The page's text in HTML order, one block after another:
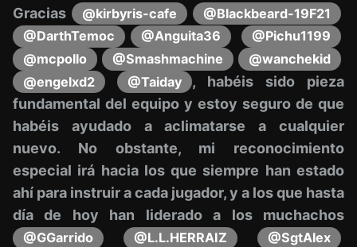
Gracias
@kirbyris-cafe
@Blackbeard-19F21
@DarthTemoc
@Anguita36
@Pichu1199
@mcpollo
@Smashmachine
@wanchekid
@engelxd2
@Taiday
, habéis sido pieza
fundamental del equipo y estoy seguro de que
habéis ayudado a aclimatarse a cualquier
nuevo. No obstante, mi reconocimiento
especial irá hacia los que siempre han estado
ahí para instruir a cada jugador, y a los que hasta
día de hoy han liderado a los muchachos
@GGarrido @L.L.HERRAIZ
@SgtAlex